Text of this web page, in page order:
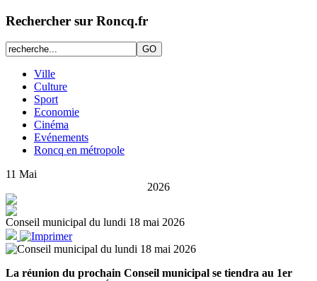
Rechercher sur Roncq.fr
Ville
Culture
Sport
Economie
Cinéma
Evénements
Roncq en métropole
11 Mai
2026
Conseil municipal du lundi 18 mai 2026
La réunion du prochain Conseil municipal se tiendra au 1er